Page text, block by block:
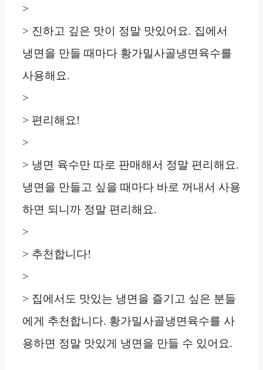
>
> 진하고 깊은 맛이 정말 맛있어요. 집에서
냉면을 만들 때마다 황가밀사골냉면육수를
사용해요.
>
> 편리해요!
>
> 냉면 육수만 따로 판매해서 정말 편리해요.
냉면을 만들고 싶을 때마다 바로 꺼내서 사용
하면 되니까 정말 편리해요.
>
> 추천합니다!
>
> 집에서도 맛있는 냉면을 즐기고 싶은 분들
에게 추천합니다. 황가밀사골냉면육수를 사
용하면 정말 맛있게 냉면을 만들 수 있어요.